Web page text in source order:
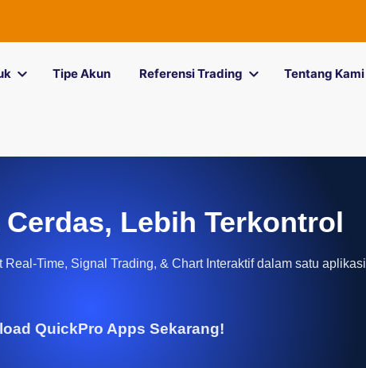
Tipe Akun Referensi Trading Tentang Kami
Lebih Terkontrol
Real-Time, Signal Trading, & Chart Interaktif dalam satu aplikasi
QuickPro Apps Sekarang!